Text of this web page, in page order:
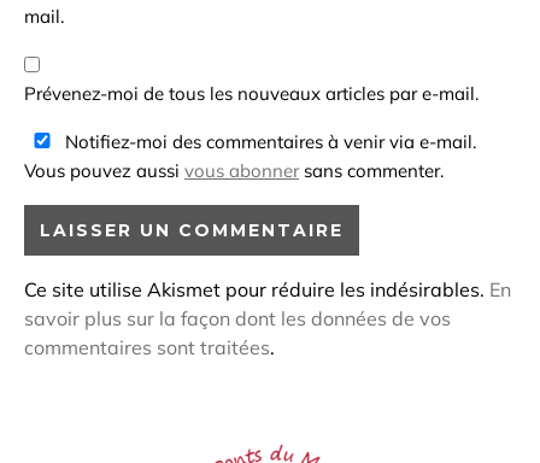
mail.
Prévenez-moi de tous les nouveaux articles par e-mail.
Notifiez-moi des commentaires à venir via e-mail.
Vous pouvez aussi vous abonnersans commenter.
Ce site utilise Akismet pour réduire les indésirables. En
savoir plus sur la façon dont les données de vos
commentaires sont traitées.